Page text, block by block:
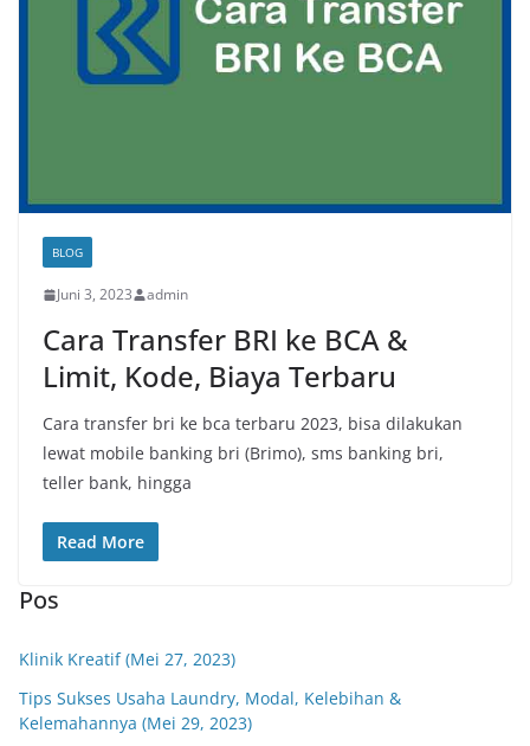
BLOG
Juni 3, 2023 admin
Cara Transfer BRI ke BCA &
Limit, Kode, Biaya Terbaru
Cara transfer bri ke bca terbaru 2023, bisa dilakukan
lewat mobile banking bri (Brimo), sms banking bri,
teller bank, hingga
Read More
Pos
Klinik Kreatif (Mei 27, 2023)
Tips Sukses Usaha Laundry, Modal, Kelebihan &
Kelemahannya (Mei 29, 2023)